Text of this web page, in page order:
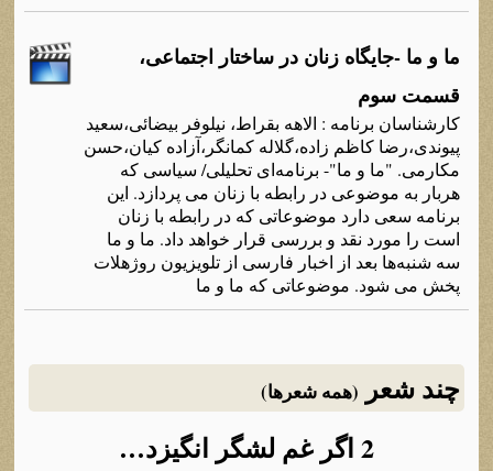
ما و ما -جایگاه‌ زنان در ساختار اجتماعی،
قسمت سوم
کارشناسان برنامه‌ : الاهه‌ بقراط، نیلوفر بیضائی،سعید
پیوندی،رضا کاظم زاده‌،گلاله‌ کمانگر،آزاده‌ کیان،حسن
مکارمی. "ما و ما"- برنامه‌ای تحلیلی/ سیاسی که‌
هربار به‌ موضوعی در رابطه‌ با زنان می پردازد. این
برنامه‌ سعی دارد موضوعاتی که‌ در رابطه‌ با زنان
است را مورد نقد و بررسی قرار خواهد داد. ما و ما
سه‌ شنبه‌ها بعد از اخبار فارسی از تلویزیون روژهلات
پخش می شود. موضوعاتی که‌ ما و ما
چند شعر (همه شعرها)
2 اگر غم لشگر انگیزد…